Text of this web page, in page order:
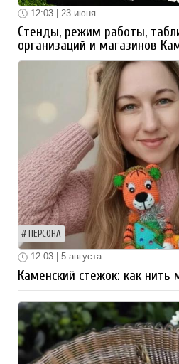
12:03 | 23 июня
Стенды, режим работы,
организаций и магазинов
ПЕРСОНА
12:03 | 5 августа
Каменский стежок: как нить